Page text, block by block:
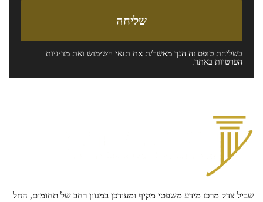
בשליחת טופס זה הנך מאשר/ת את תנאי השימוש ואת מדיניות
הפרטיות באתר.
שביל צדק מרכז מידע משפטי מקיף ומעודכן במגוון רחב של תחומים, החל